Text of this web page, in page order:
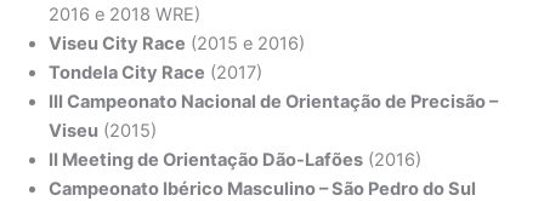
2016 e 2018 WRE)
Viseu City Race (2015 e 2016)
Tondela City Race (2017)
III Campeonato Nacional de Orientação de Precisão –
Viseu (2015)
II Meeting de Orientação Dão-Lafões (2016)
Campeonato Ibérico Masculino – São Pedro do Sul